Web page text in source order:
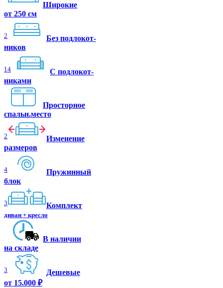
Широкие
от 250 см
2
Без подлокот-
ников
14
C подлокот-
никами
Просторное
спальн.место
2
Изменение
размеров
4
Пружинный
блок
3 Комплект
диван + кресло
В наличии
на складе
3
Дешевые
от 15.000 ₽